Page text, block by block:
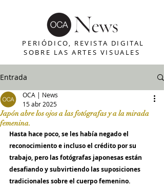
PERIÓDICO, REVISTA DIGITAL
SOBRE LAS ARTES VISUALES
Entrada
Japón abre los ojos a las fotógrafas y a la mirada
femenina.
OCA | News
15 abr 2025
Hasta hace poco, se les había negado el
reconocimiento e incluso el crédito por su
trabajo, pero las fotógrafas japonesas están
desafiando y subvirtiendo las suposiciones
tradicionales sobre el cuerpo femenino.